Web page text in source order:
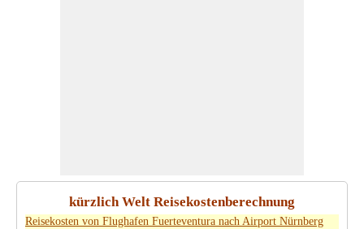
kürzlich Welt Reisekostenberechnung
Reisekosten von Flughafen Fuerteventura nach Airport Nürnberg